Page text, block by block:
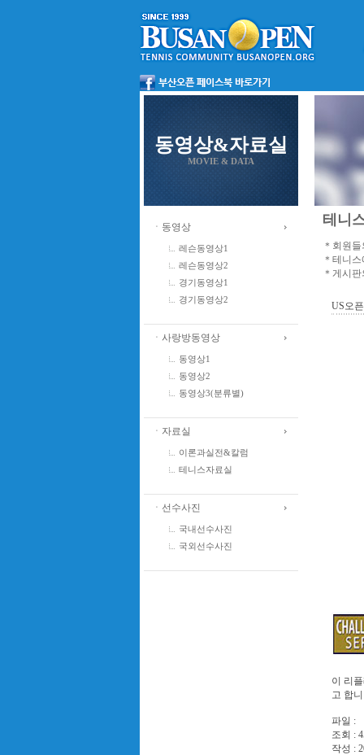
동영상&자료실
MOVIE & DATA
ㆍ동영상
레슨동영상1
레슨동영상2
경기동영상1
경기동영상2
ㆍ사랑방동영상
동영상1
동영상2
동영상3(분류별)
ㆍ자료실
이론과실전&칼럼
테니스자료실
ㆍ선수사진
국내선수사진
국외선수사진
테니
＊회원
＊테니
＊게시
US오
이 리
고 합
파일 :
조회 :
작성 :